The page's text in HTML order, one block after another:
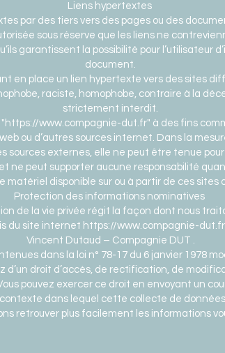
Liens hypertextes
par des tiers vers des pages ou des
sous réserve que les liens ne
garantissent la possibilité pour l’utilisateur
document.
en place un lien hypertexte vers des sites
raciste, homophobe, contraire à la
strictement interdit.
"https://www.compagnie-dut.fr" à des fins
ou d’autres sources internet. Dans la
sources externes, elle ne peut être tenue
ne peut supporter aucune responsabilité
matériel disponible sur ou à partir de ces sites
Protection des informations nominatives
de la vie privée régit la façon dont nous
du site internet https://www.compagnie-
Vincent Dutaud – Compagnie DUT .
dans la loi n° 78-17 du 6 janvier 1978
d’un droit d’accès, de rectification, de
pouvez exercer ce droit en envoyant un
contexte dans lequel cette collecte de
retrouver plus facilement les informations